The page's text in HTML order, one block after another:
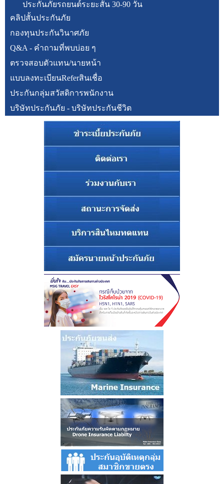
ประกันภัยรถยนต์ระยะสั้น 30-90 วัน
คลิปสั้นประกันภัย
กองทุนประกันวินาศภัย
Q&A - คำถามที่พบบ่อย ๆ
ตรวจสอบตัวแทน/นายหน้า
แบบลงทะเบียนReferสินเชื่อ
ประกันกลุ่มสวัสดิการพนักงาน
บริษัทประกันภัย - บริษัทประกันชีวิต